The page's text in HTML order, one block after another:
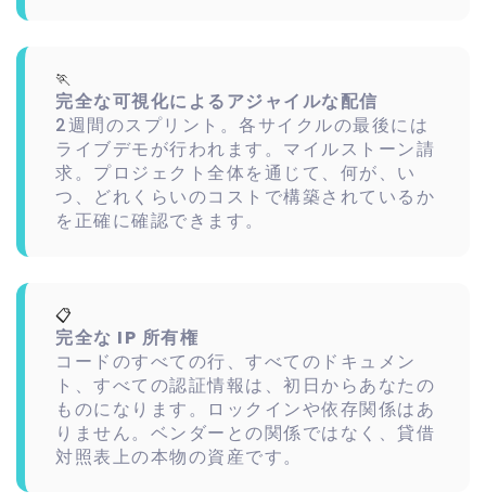
🏃
完全な可視化によるアジャイルな配信
2週間のスプリント。各サイクルの最後には
ライブデモが行われます。マイルストーン請
求。プロジェクト全体を通じて、何が、い
つ、どれくらいのコストで構築されているか
を正確に確認できます。
📋
完全な IP 所有権
コードのすべての行、すべてのドキュメン
ト、すべての認証情報は、初日からあなたの
ものになります。ロックインや依存関係はあ
りません。ベンダーとの関係ではなく、貸借
対照表上の本物の資産です。